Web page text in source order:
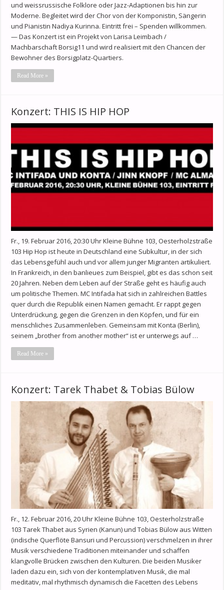
und weissrussische Folklore oder Jazz-Adaptionen bis hin zur
Moderne. Begleitet wird der Chor von der Komponistin, Sängerin
und Pianistin Nadiya Kurinna. Eintritt frei – Spenden willkommen.
— Das Konzert ist ein Projekt von Larisa Leimbach /
Machbarschaft Borsig11 und wird realisiert mit den Chancen der
Bewohner des Borsigplatz-Quartiers.
Read More »
Konzert: THIS IS HIP HOP
Fr., 19. Februar 2016, 20:30 Uhr Kleine Bühne 103, Oesterholzstraße
103 Hip Hop ist heute in Deutschland eine Subkultur, in der sich
das Lebensgefühl auch und vor allem junger Migranten artikuliert.
In Frankreich, in den banlieues zum Beispiel, gibt es das schon seit
20 Jahren. Neben dem Leben auf der Straße geht es häufig auch
um politische Themen. MC Intifada hat sich in zahlreichen Battles
quer durch die Republik einen Namen gemacht. Er rappt gegen
Unterdrückung, gegen die Grenzen in den Köpfen, und für ein
menschliches Zusammenleben. Gemeinsam mit Konta (Berlin),
seinem „brother from another mother“ ist er unterwegs auf …
Read More »
Konzert: Tarek Thabet & Tobias Bülow
Fr., 12. Februar 2016, 20 Uhr Kleine Bühne 103, Oesterholzstraße
103 Tarek Thabet aus Syrien (Kanun) und Tobias Bülow aus Witten
(indische Querflöte Bansuri und Percussion) verschmelzen in ihrer
Musik verschiedene Traditionen miteinander und schaffen
klangvolle Brücken zwischen den Kulturen. Die beiden Musiker
laden dazu ein, sich von der kontemplativen Musik, die mal
meditativ, mal rhythmisch dynamisch die Facetten des Lebens